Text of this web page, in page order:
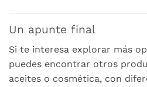
Un apunte final
Si te interesa explorar más
puedes encontrar otros
aceites o cosmética, con